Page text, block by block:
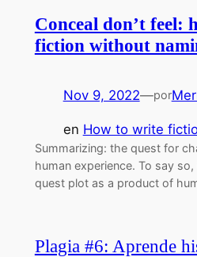
Conceal don’t feel:
fiction without
Nov 9, 2022—por
en How to write
Summarizing: the quest for
human experience. To say
quest plot as a product of
Plagia #6: Aprende